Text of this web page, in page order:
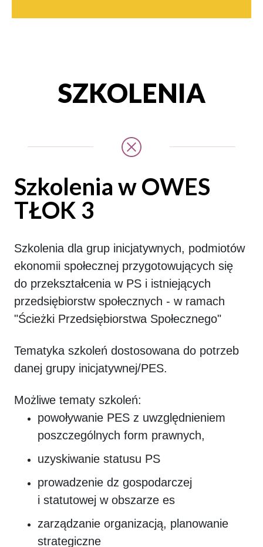
SZKOLENIA
Szkolenia w OWES
TŁOK 3
Szkolenia dla grup inicjatywnych, podmiotów
ekonomii społecznej przygotowujących się
do przekształcenia w PS i istniejących
przedsiębiorstw społecznych - w ramach
"Ścieżki Przedsiębiorstwa Społecznego"
Tematyka szkoleń dostosowana do potrzeb
danej grupy inicjatywnej/PES.
Możliwe tematy szkoleń:
powoływanie PES z uwzględnieniem
poszczególnych form prawnych,
uzyskiwanie statusu PS
prowadzenie dz gospodarczej
i statutowej w obszarze es
zarządzanie organizacją, planowanie
strategiczne